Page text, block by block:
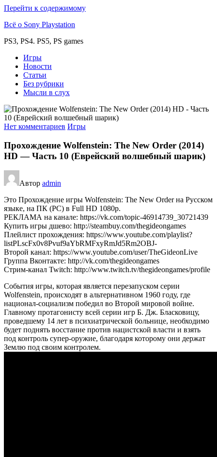
Перейти к содержимому
Всё о Sony Playstation
PS3, PS4. PS5, PS games
Игры
Новости
Статьи
Без рубрики
Мысли в слух
Нет комментариев Игры
Прохождение Wolfenstein: The New Order (2014)
HD — Часть 10 (Еврейский волшебный шарик)
Автор admin
Это Прохождение игры Wolfenstein: The New Order на Русском
языке, на ПК (PC) в Full HD 1080p.
РЕКЛАМА на канале: https://vk.com/topic-46914739_30721439
Купить игры дшево: http://steambuy.com/thegideongames
Плейлист прохождения: https://www.youtube.com/playlist?
listPLscFx0v8Pvuf9aYbRMFxyRmJd5Rm2OBJ-
Второй канал: https://www.youtube.com/user/TheGideonLive
Группа Вконтакте: http://vk.com/thegideongames
Стрим-канал Twitch: http://www.twitch.tv/thegideongames/profile
События игры, которая является перезапуском серии
Wolfenstein, происходят в альтернативном 1960 году, где
национал-социализм победил во Второй мировой войне.
Главному протагонисту всей серии игр Б. Дж. Бласковицу,
проведшему 14 лет в психиатрической больнице, необходимо
будет поднять восстание против нацистской власти и взять
под контроль супер-оружие, благодаря которому они держат
Землю под своим контролем.